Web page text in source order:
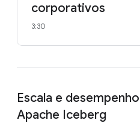
corporativos
3:30
Escala e
Apache Iceberg